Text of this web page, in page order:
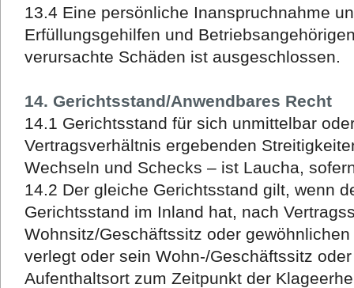
13.4 Eine persönliche Inanspruchnahme
Erfüllungsgehilfen und
verursachte Schäden ist ausgeschlossen.
14. Gerichtsstand/Anwendbares Recht
14.1 Gerichtsstand für sich unmittelbar
Vertragsverhältnis ergebenden
Wechseln und Schecks – ist Laucha,
14.2 Der gleiche Gerichtsstand gilt, wenn
Gerichtsstand im Inland hat, nach
Wohnsitz/Geschäftssitz oder
verlegt oder sein Wohn-/Geschäftssitz
Aufenthaltsort zum Zeitpunkt der